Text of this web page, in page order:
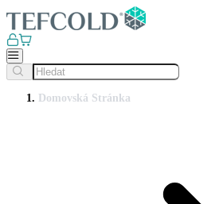
Domovská Stránka